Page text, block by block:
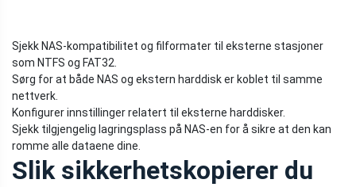
Sjekk NAS-kompatibilitet og filformater til eksterne stasjoner
som NTFS og FAT32.
Sørg for at både NAS og ekstern harddisk er koblet til samme
nettverk.
Konfigurer innstillinger relatert til eksterne harddisker.
Sjekk tilgjengelig lagringsplass på NAS-en for å sikre at den kan
romme alle dataene dine.
Slik sikkerhetskopierer du